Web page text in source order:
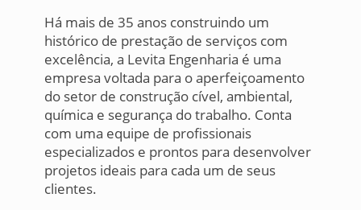
Há mais de 35 anos construindo um
histórico de prestação de serviços com
excelência, a Levita Engenharia é uma
empresa voltada para o aperfeiçoamento
do setor de construção cível, ambiental,
química e segurança do trabalho. Conta
com uma equipe de profissionais
especializados e prontos para desenvolver
projetos ideais para cada um de seus
clientes.